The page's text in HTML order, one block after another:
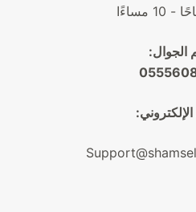
الجوال:
الإلكتروني: